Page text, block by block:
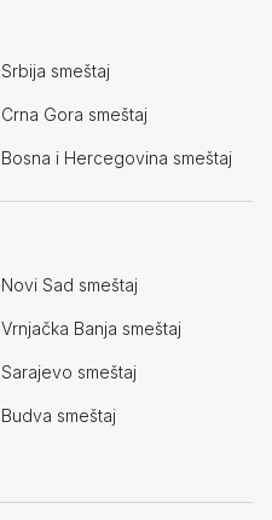
Srbija smeštaj
Crna Gora smeštaj
Bosna i Hercegovina smeštaj
Novi Sad smeštaj
Vrnjačka Banja smeštaj
Sarajevo smeštaj
Budva smeštaj